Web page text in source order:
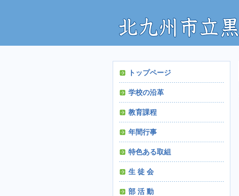
トップページ
学校の沿革
教育課程
年間行事
特色ある取組
生 徒 会
部 活 動